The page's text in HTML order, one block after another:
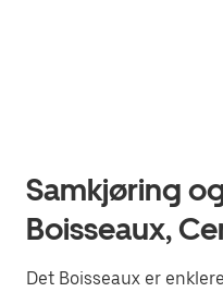
Samkjøring
Boisseaux,
Det Boisseaux er